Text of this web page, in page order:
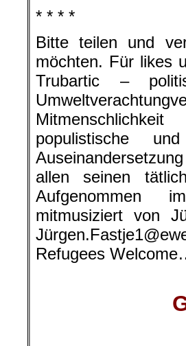
* * * *
Bitte teilen und
möchten. Für likes
Trubartic –
populistische
allen seinen
Aufgenommen
mitmusiziert von
Refugees